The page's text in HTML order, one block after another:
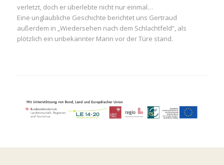
verletzt, doch er überlebte nicht nur einmal…
Eine unglaubliche Geschichte berichtet uns Gertraud
außerdem in „Wiedersehen nach dem Schlachtfeld“, als
plötzlich ein unbekannter Mann vor der Türe stand.